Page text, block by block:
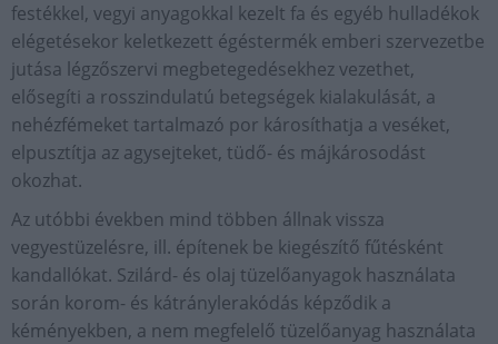
festékkel, vegyi anyagokkal kezelt fa és egyéb hulladékok
elégetésekor keletkezett égéstermék emberi szervezetbe
jutása légzőszervi megbetegedésekhez vezethet,
elősegíti a rosszindulatú betegségek kialakulását, a
nehézfémeket tartalmazó por károsíthatja a veséket,
elpusztítja az agysejteket, tüdő- és májkárosodást
okozhat.
Az utóbbi években mind többen állnak vissza
vegyestüzelésre, ill. építenek be kiegészítő fűtésként
kandallókat. Szilárd- és olaj tüzelőanyagok használata
során korom- és kátránylerakódás képződik a
kéményekben, a nem megfelelő tüzelőanyag használata